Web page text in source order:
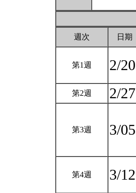
週次 日期
第1週 2/20
第2週 2/27
第3週 3/05
第4週 3/12